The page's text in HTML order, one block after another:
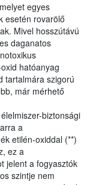
egyes
esetén rovarölő
Mivel hosszútávú
daganatos
hatóanyag
tartalmára szigorú
már mérhető
biztonsági
a
etilén-oxiddal (**)
ez a
jelent a fogyasztók
szintje nem